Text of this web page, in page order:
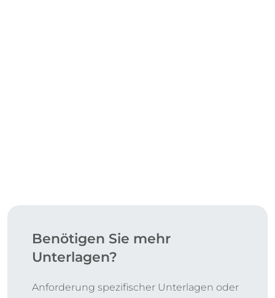
Benötigen Sie mehr
Unterlagen?
Anforderung spezifischer Unterlagen oder